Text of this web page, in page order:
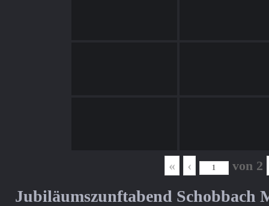
« ‹ von 2
Jubiläumszunftabend Schobbach